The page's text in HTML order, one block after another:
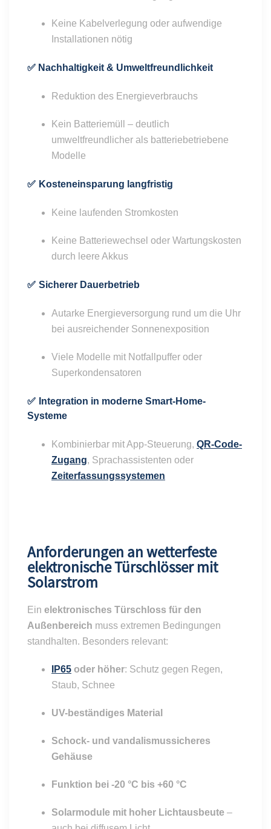
Keine Kabelverlegung oder aufwendige
Installationen nötig
✅ Nachhaltigkeit & Umweltfreundlichkeit
Reduktion des Energieverbrauchs
Kein Batteriemüll – deutlich
umweltfreundlicher als batteriebetriebene
Modelle
✅ Kosteneinsparung langfristig
Keine laufenden Stromkosten
Keine Batteriewechsel oder Wartungskosten
durch leere Akkus
✅ Sicherer Dauerbetrieb
Autarke Energieversorgung rund um die Uhr
bei ausreichender Sonnenexposition
Viele Modelle mit Notfallpuffer oder
Superkondensatoren
✅ Integration in moderne Smart-Home-
Systeme
Kombinierbar mit App-Steuerung, QR-Code-
Zugang, Sprachassistenten oder
Zeiterfassungssystemen
Anforderungen an wetterfeste
elektronische Türschlösser mit
Solarstrom
Ein elektronisches Türschloss für den
Außenbereich muss extremen Bedingungen
standhalten. Besonders relevant:
IP65 oder höher: Schutz gegen Regen,
Staub, Schnee
UV-beständiges Material
Schock- und vandalismussicheres
Gehäuse
Funktion bei -20 °C bis +60 °C
Solarmodule mit hoher Lichtausbeute –